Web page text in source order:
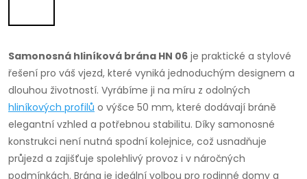
Samonosná hliníková brána HN 06 je praktické a stylové
řešení pro váš vjezd, které vyniká jednoduchým designem a
dlouhou životností. Vyrábíme ji na míru z odolných
hliníkových profilů o výšce 50 mm, které dodávají bráně
elegantní vzhled a potřebnou stabilitu. Díky samonosné
konstrukci není nutná spodní kolejnice, což usnadňuje
průjezd a zajišťuje spolehlivý provoz i v náročných
podmínkách. Brána je ideální volbou pro rodinné domy a